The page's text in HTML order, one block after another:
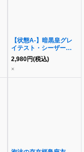
【状態A-】暗黒皇グレ
イテスト・シーザー
《SR》{S5/S5/Y7}
2,980円(税込)
×